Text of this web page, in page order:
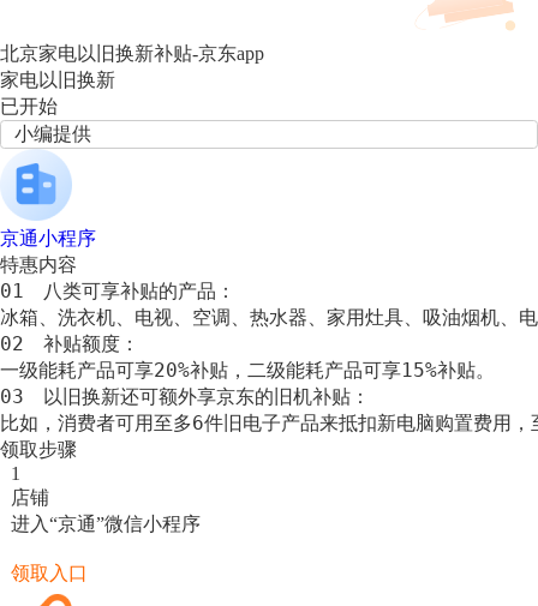
北京家电以旧换新补贴-京东app
家电以旧换新
已开始
小编提供
京通小程序
特惠内容
01　八类可享补贴的产品：
冰箱、洗衣机、电视、空调、热水器、家用灶具、吸油烟机
02　补贴额度：
一级能耗产品可享20%补贴，二级能耗产品可享15%补贴。
03　以旧换新还可额外享京东的旧机补贴：
比如，消费者可用至多6件旧电子产品来抵扣新电脑购置费用
领取步骤
1
店铺
进入“京通”微信小程序
领取入口